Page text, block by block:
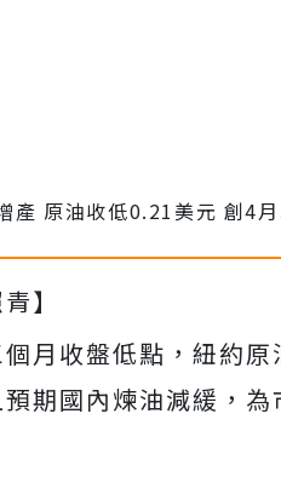
】
月收盤低點，紐約
期國內煉油減緩，為